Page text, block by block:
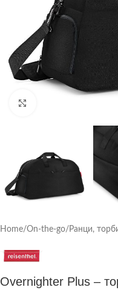
Home/On-the-go/ Ранци,
Overnighter Plus –